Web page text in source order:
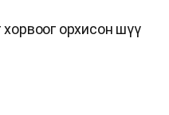
орхисон шүү